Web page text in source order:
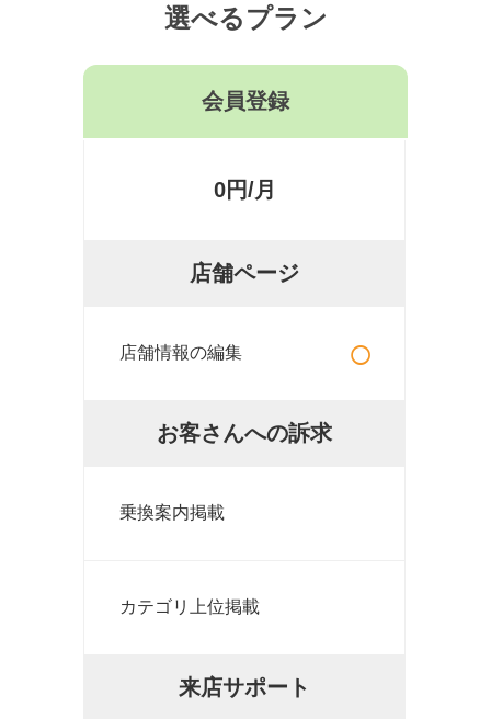
選べるプラン
会員登録
0円/月
店舗ページ
店舗情報の編集 ○
お客さんへの訴求
乗換案内掲載
カテゴリ上位掲載
来店サポート